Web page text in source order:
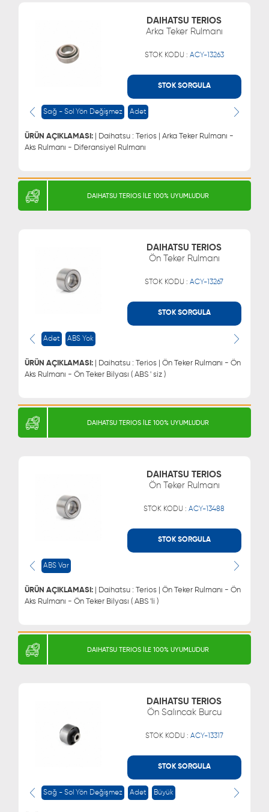
DAIHATSU TERIOS
Arka Teker Rulmanı
STOK KODU : ACY-13263
STOK SORGULA
Sağ - Sol Yön Değişmez Adet
ÜRÜN AÇIKLAMASI:
Aks Rulmanı - Diferansiyel Rulmanı
WHATSAPP
0543 329 21 66
0543 329 21 55
DAIHATSU TERIOS İLE 100% UYUMLUDUR
DAIHATSU TERIOS
Ön Teker Rulmanı
STOK KODU :ACY-13267
STOK SORGULA
Adet ABS Yok
ÜRÜN AÇIKLAMASI: | Daihatsu : Terios | Ön Teker Rulmanı - Ön
Aks Rulmanı - Ön Teker Bilyası ( ABS ' siz )
WHATSAPP
0543 329 21 66
0543 329 21 55
DAIHATSU TERIOS İLE 100% UYUMLUDUR
DAIHATSU TERIOS
Ön Teker Rulmanı
STOK KODU :ACY-13488
STOK SORGULA
ABS Var
ÜRÜN AÇIKLAMASI:
Aks Rulmanı - Ön Teker Bilyası ( ABS 'li )
WHATSAPP
0543 329 21 66
0543 329 21 55
DAIHATSU TERIOS İLE 100% UYUMLUDUR
DAIHATSU TERIOS
Ön Salıncak Burcu
STOK KODU : ACY-13317
STOK SORGULA
Sağ - Sol Yön Değişmez Adet Büyük
WHATSAPP
0543 329 21 66
MÜŞTERİ HİZMETLERİ
0850 255 9229